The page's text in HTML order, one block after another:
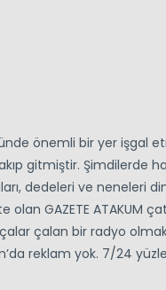
önemli bir yer işgal
gitmiştir. Şimdilerde
dedeleri ve neneleri
GAZETE ATAKUM
çalan bir radyo
reklam yok. 7/24